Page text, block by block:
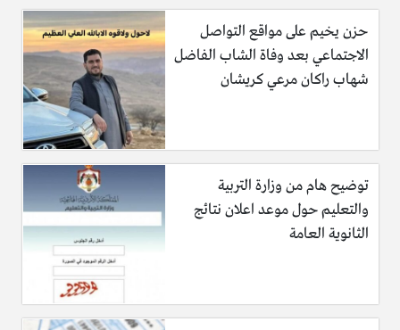
حزن يخيم على مواقع التواصل
الاجتماعي بعد وفاة الشاب الفاضل
شهاب راكان مرعي كريشان
توضيح هام من وزارة التربية
والتعليم حول موعد اعلان نتائج
الثانوية العامة